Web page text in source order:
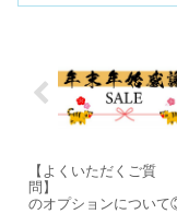
【よくいただくご質
問】
のオプションについ